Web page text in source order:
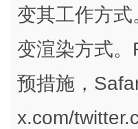
变其工作方
变渲染方式
预措施，
x.com/